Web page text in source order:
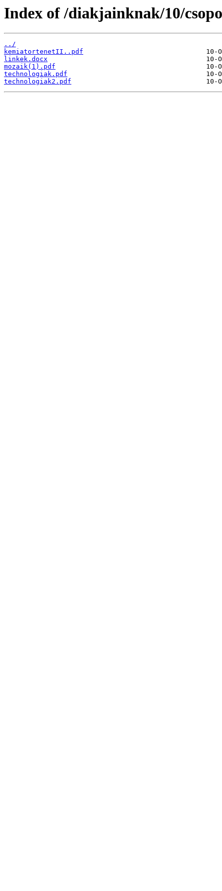
Index of /diakjainknak/10/
../
kemiatortenetII..pdf
linkek.docx
mozaik(1).pdf
technologiak.pdf
technologiak2.pdf